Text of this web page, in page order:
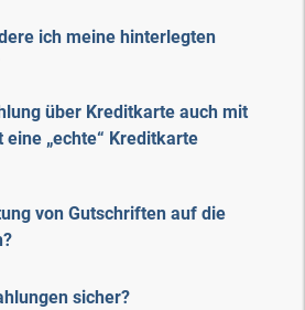
ich meine hinterlegten
über Kreditkarte auch mit
„echte“ Kreditkarte
von Gutschriften auf die
sicher?